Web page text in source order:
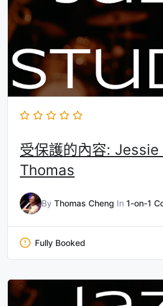
受保護的內容:
Thomas
By Thomas Cheng In 1-on-1
Fully Booked